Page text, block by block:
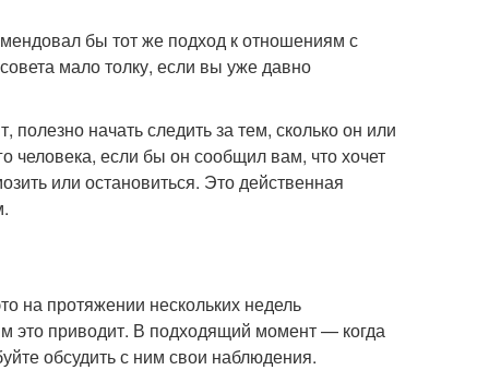
бы тот же подход к отношениям с
мало толку, если вы уже давно
полезно начать следить за тем, сколько он или
человека, если бы он сообщил вам, что хочет
или остановиться. Это действенная
на протяжении нескольких недель
это приводит. В подходящий момент — когда
обсудить с ним свои наблюдения.